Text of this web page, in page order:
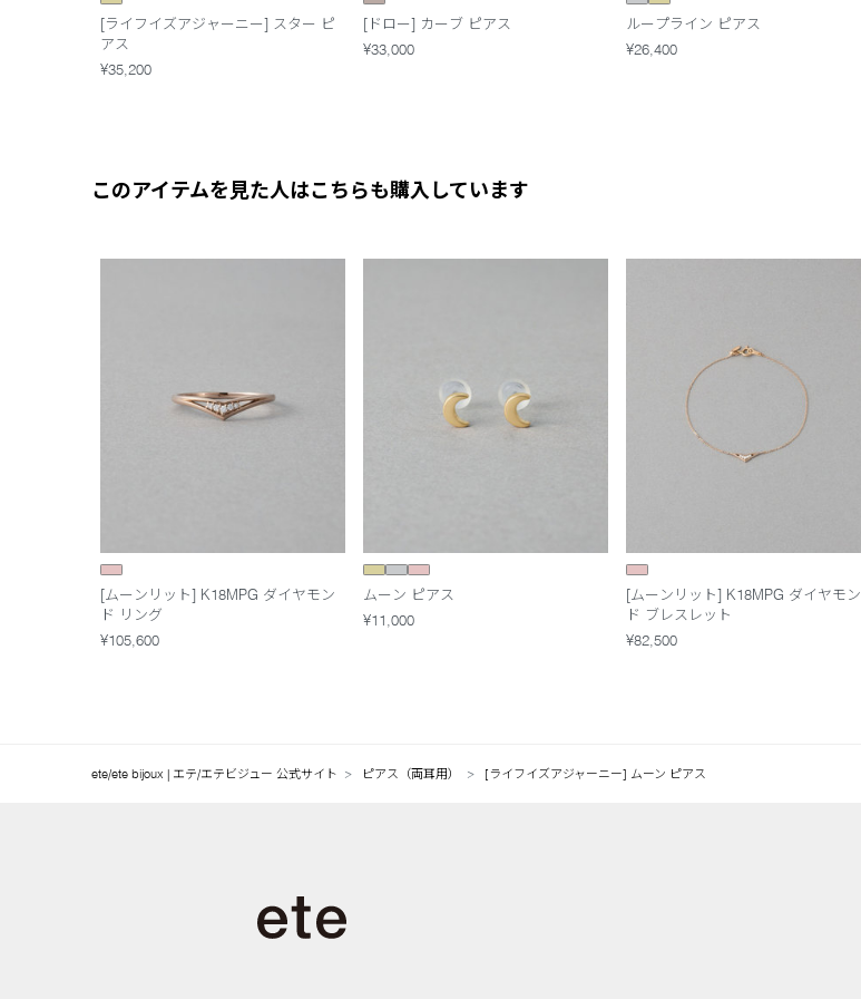
[ライフイズアジャーニー] スター ピ
アス
¥35,200
[ドロー] カーブ ピアス
¥33,000
ループライン ピアス
¥26,400
このアイテムを見た人はこちらも購入しています
[ムーンリット] K18MPG ダイヤモン
ド リング
¥105,600
ムーン ピアス
¥11,000
[ムーンリット] K18MPG ダイヤモン
ド ブレスレット
¥82,500
ete/ete bijoux | エテ/エテビジュー 公式サイト ピアス（両耳用） [ライフイズアジャーニー] ムーン ピアス